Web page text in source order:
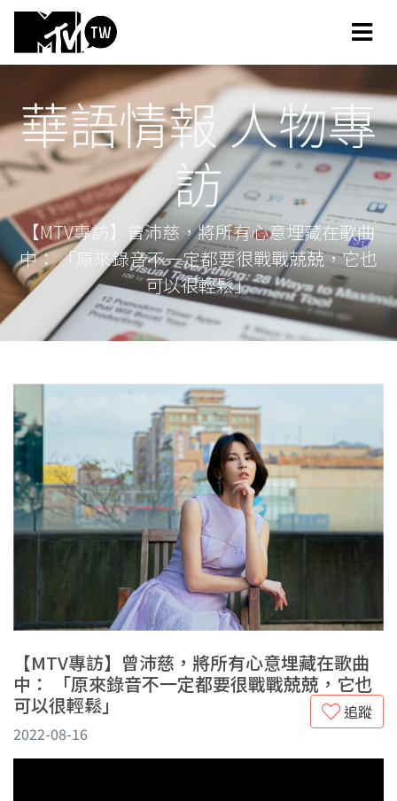
華語情報 人物專
訪
【MTV專訪】曾沛慈，將所有心意埋藏在歌曲
中： 「原來錄音不一定都要很戰戰兢兢，它也
可以很輕鬆」
【MTV專訪】曾沛慈，將所有心意埋藏在歌曲
中： 「原來錄音不一定都要很戰戰兢兢，它也
可以很輕鬆」
追蹤
2022-08-16